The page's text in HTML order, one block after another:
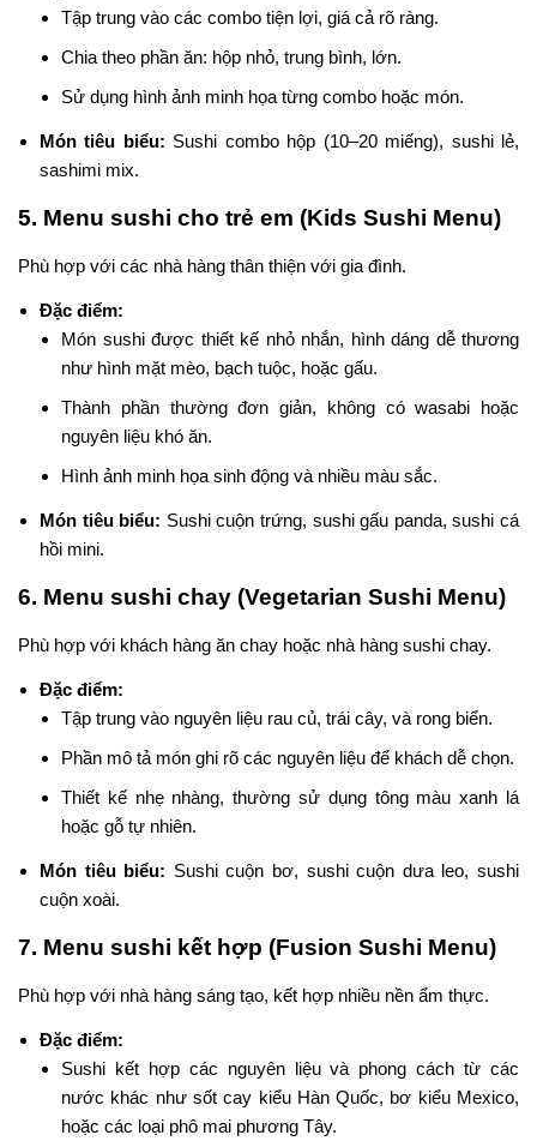
Tập trung vào các combo tiện lợi, giá cả rõ ràng.
Chia theo phần ăn: hộp nhỏ, trung bình, lớn.
Sử dụng hình ảnh minh họa từng combo hoặc món.
Món tiêu biểu: Sushi combo hộp (10–20 miếng), sushi lẻ,
sashimi mix.
5. Menu sushi cho trẻ em (Kids Sushi Menu)
Phù hợp với các nhà hàng thân thiện với gia đình.
Đặc điểm:
Món sushi được thiết kế nhỏ nhắn, hình dáng dễ thương
như hình mặt mèo, bạch tuộc, hoặc gấu.
Thành phần thường đơn giản, không có wasabi hoặc
nguyên liệu khó ăn.
Hình ảnh minh họa sinh động và nhiều màu sắc.
Món tiêu biểu: Sushi cuộn trứng, sushi gấu panda, sushi cá
hồi mini.
6. Menu sushi chay (Vegetarian Sushi Menu)
Phù hợp với khách hàng ăn chay hoặc nhà hàng sushi chay.
Đặc điểm:
Tập trung vào nguyên liệu rau củ, trái cây, và rong biển.
Phần mô tả món ghi rõ các nguyên liệu để khách dễ chọn.
Thiết kế nhẹ nhàng, thường sử dụng tông màu xanh lá
hoặc gỗ tự nhiên.
Món tiêu biểu: Sushi cuộn bơ, sushi cuộn dưa leo, sushi
cuộn xoài.
7. Menu sushi kết hợp (Fusion Sushi Menu)
Phù hợp với nhà hàng sáng tạo, kết hợp nhiều nền ẩm thực.
Đặc điểm:
Sushi kết hợp các nguyên liệu và phong cách từ các
nước khác như sốt cay kiểu Hàn Quốc, bơ kiểu Mexico,
hoặc các loại phô mai phương Tây.